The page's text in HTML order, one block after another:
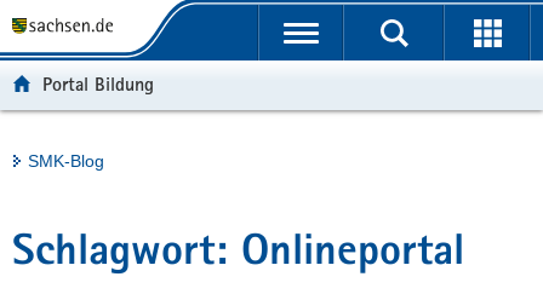
t
e
r
u
h
a
e
v
e
Portalübergreifende
Portal Bildung
Hauptinhalt
SMK-Blog
Schlagwort: Onlineportal